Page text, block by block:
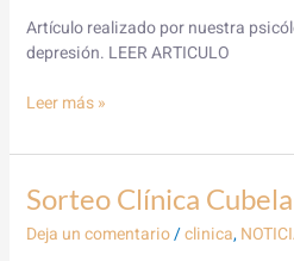
Artículo realizado por nuestra
depresión. LEER ARTICULO
DEPRESIÓN
EN
SOCIEDAD
Leer más »
Sorteo Clínica Cubela
Deja un comentario/clinica,
Sorteo
Clínica
Cubela